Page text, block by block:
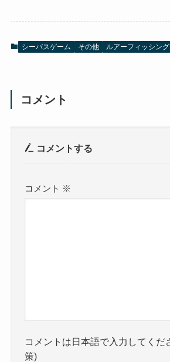
シーバスゲーム その他 ルアーフィッシング
コメント
コメントする
コメント ※
コメントは日本語で入力してくだ
策)